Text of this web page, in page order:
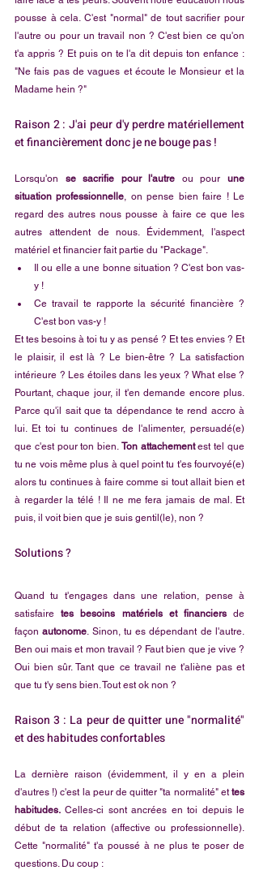
pousse à cela. C'est "normal" de tout sacrifier pour
l'autre ou pour un travail non ? C'est bien ce qu'on
t'a appris ? Et puis on te l'a dit depuis ton enfance :
"Ne fais pas de vagues et écoute le Monsieur et la
Madame hein ?"
Raison 2 : J'ai peur d'y perdre matériellement
et financièrement donc je ne bouge pas !
Lorsqu'on se sacrifie pour l'autre ou pour une
situation professionnelle , on pense bien faire ! Le
regard des autres nous pousse à faire ce que les
autres attendent de nous. Évidemment, l'aspect
matériel et financier fait partie du "Package".
Il ou elle a une bonne situation ? C'est bon vas-
y !
Ce travail te rapporte la sécurité financière ?
C'est bon vas-y !
Et tes besoins à toi tu y as pensé ? Et tes envies ? Et
le plaisir, il est là ? Le bien-être ? La satisfaction
intérieure ? Les étoiles dans les yeux ? What else ?
Pourtant, chaque jour, il t'en demande encore plus.
Parce qu'il sait que ta dépendance te rend accro à
lui. Et toi tu continues de l'alimenter, persuadé(e)
que c'est pour ton bien. Ton attachement est tel que
tu ne vois même plus à quel point tu t'es fourvoyé(e)
alors tu continues à faire comme si tout allait bien et
à regarder la télé ! Il ne me fera jamais de mal. Et
puis, il voit bien que je suis gentil(le), non ?
Solutions ?
Quand tu t'engages dans une relation, pense à
satisfaire tes besoins matériels et financiers de
façon autonome . Sinon, tu es dépendant de l'autre.
Ben oui mais et mon travail ? Faut bien que je vive ?
Oui bien sûr. Tant que ce travail ne t'aliène pas et
que tu t'y sens bien. Tout est ok non ?
Raison 3 : La peur de quitter une "normalité"
et des habitudes confortables
La dernière raison (évidemment, il y en a plein
d'autres !) c'est la peur de quitter "ta normalité" et tes
habitudes. Celles-ci sont ancrées en toi depuis le
début de ta relation (affective ou professionnelle).
Cette "normalité" t'a poussé à ne plus te poser de
questions. Du coup :